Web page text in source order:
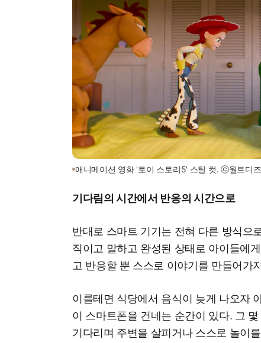
애니메이션 영화 '토이 스토리5' 스틸 컷. ⓒ월트디
기다림의 시간에서 반응의 시간으로
반대로 스마트 기기는 전혀 다른 방식으
직이고 말하고 완성된 상태로 아이들에
고 반응할 뿐 스스로 이야기를 만들어가
이를테면 식당에서 음식이 늦게 나오자
이 스마트폰을 건네는 순간이 있다. 그
기다리며 주변을 살피거나 스스로 놀이